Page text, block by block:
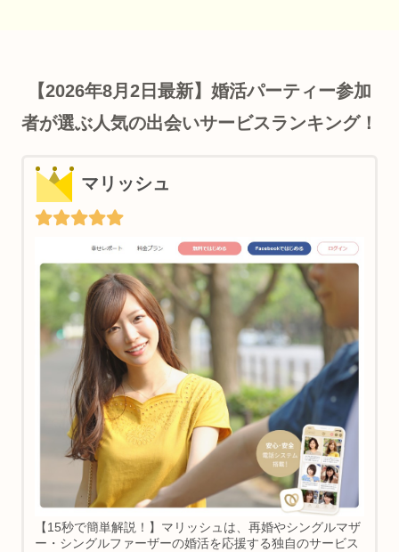
【2026年8月2日最新】婚活パーティー参加
者が選ぶ人気の出会いサービスランキング！
マリッシュ
【15秒で簡単解説！】マリッシュは、再婚やシングルマザ
ー・シングルファーザーの婚活を応援する独自のサービス